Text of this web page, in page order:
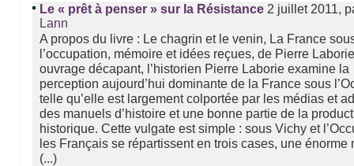
Le « prêt à penser » sur la Résistance 2 juillet 2011,
Lann
A propos du livre : Le chagrin et le venin, La France
l’occupation, mémoire et idées reçues, de Pierre
ouvrage décapant, l’historien Pierre Laborie examine la
perception aujourd’hui dominante de la France sous
telle qu’elle est largement colportée par les médias et
des manuels d’histoire et une bonne partie de la
historique. Cette vulgate est simple : sous Vichy et
les Français se répartissent en trois cases, une énorme
(...)